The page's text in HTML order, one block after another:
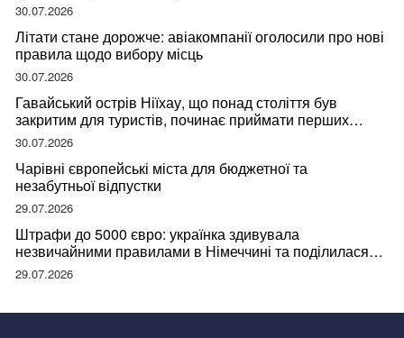
30.07.2026
Літати стане дорожче: авіакомпанії оголосили про нові
правила щодо вибору місць
30.07.2026
Гавайський острів Ніїхау, що понад століття був
закритим для туристів, починає приймати перших
відвідувачів
30.07.2026
Чарівні європейські міста для бюджетної та
незабутньої відпустки
29.07.2026
Штрафи до 5000 євро: українка здивувала
незвичайними правилами в Німеччині та поділилася
правдою
29.07.2026